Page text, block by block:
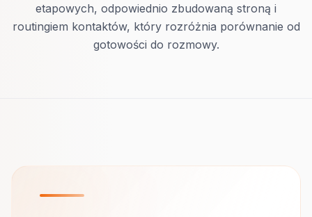
etapowych, odpowiednio zbudowaną stroną i
routingiem kontaktów, który rozróżnia porównanie od
gotowości do rozmowy.